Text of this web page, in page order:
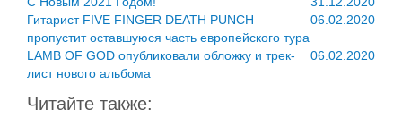
06.02.2020
Гитарист FIVE FINGER DEATH PUNCH
пропустит оставшуюся часть европейского тура
06.02.2020
LAMB OF GOD опубликовали обложку и трек-
лист нового альбома
Читайте также: